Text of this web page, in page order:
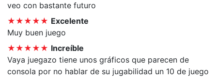
veo con bastante futuro
★★★★★ Excelente
Muy buen juego
★★★★★ Increíble
Vaya juegazo tiene unos gráficos que parecen de
consola por no hablar de su jugabilidad un 10 de juego